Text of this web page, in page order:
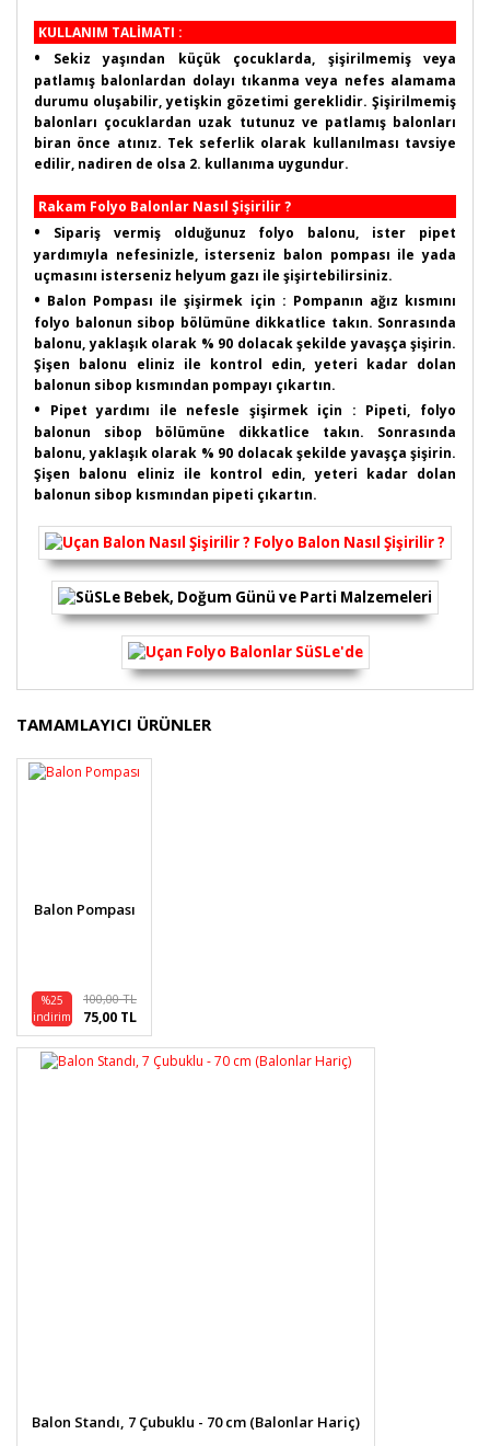
KULLANIM TALİMATI :
•
Sekiz yaşından küçük çocuklarda, şişirilmemiş veya
patlamış balonlardan dolayı tıkanma veya nefes alamama
durumu oluşabilir, yetişkin gözetimi gereklidir. Şişirilmemiş
balonları çocuklardan uzak tutunuz ve patlamış balonları
biran önce atınız. Tek seferlik olarak kullanılması tavsiye
edilir, nadiren de olsa 2. kullanıma uygundur.
Rakam Folyo Balonlar Nasıl Şişirilir ?
•
Sipariş vermiş olduğunuz folyo balonu, ister pipet
yardımıyla nefesinizle, isterseniz balon pompası ile yada
uçmasını isterseniz helyum gazı ile şişirtebilirsiniz.
• Balon Pompası ile şişirmek için : Pompanın ağız kısmını
folyo balonun sibop bölümüne dikkatlice takın. Sonrasında
balonu, yaklaşık olarak % 90 dolacak şekilde yavaşça şişirin.
Şişen balonu eliniz ile kontrol edin, yeteri kadar dolan
balonun sibop kısmından pompayı çıkartın.
•
Pipet yardımı ile nefesle şişirmek için : Pipeti, folyo
balonun sibop bölümüne dikkatlice takın. Sonrasında
balonu, yaklaşık olarak % 90 dolacak şekilde yavaşça şişirin.
Şişen balonu eliniz ile kontrol edin, yeteri kadar dolan
balonun sibop kısmından pipeti çıkartın.
Bu ürünün fiyat bilgisi, resim, ürün açıklamalarında ve
diğer konularda yetersiz gördüğünüz noktaları öneri
formunu kullanarak tarafımıza iletebilirsiniz.
Görüş ve önerileriniz için teşekkür ederiz.
Ürün fiyatı diğer sitelerden daha pahalı.
TAMAMLAYICI ÜRÜNLER
Balon Pompası
%25
indirim
100,00 TL
75,00 TL
Balon Standı, 7 Çubuklu - 70 cm (Balonlar Hariç)